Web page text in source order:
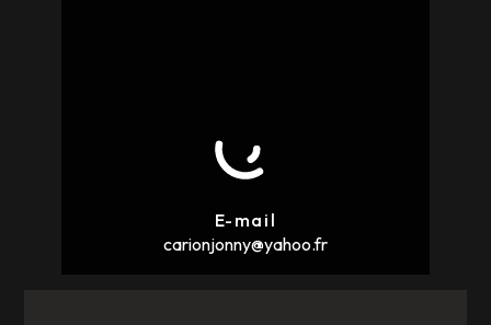
E-mail
carionjonny@yahoo.fr